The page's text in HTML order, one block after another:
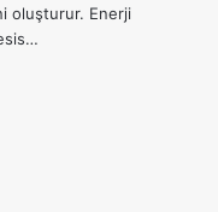
oluşturur. Enerji